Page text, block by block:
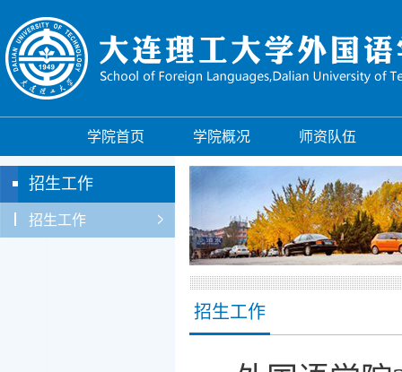
学院首页 学院概况 师资队伍
招生工作
招生工作
招生工作